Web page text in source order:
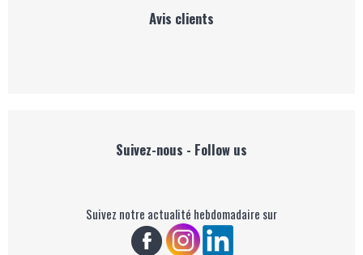
Avis clients
Suivez-nous - Follow us
Suivez notre actualité hebdomadaire sur